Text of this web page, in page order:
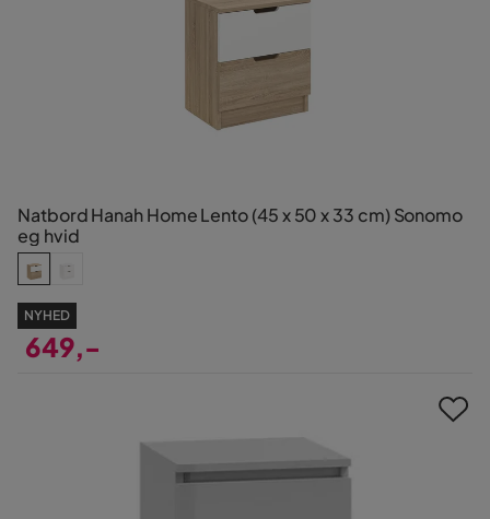
Natbord Hanah Home Lento (45 x 50 x 33 cm) Sonomo
eg hvid
NYHED
649,-